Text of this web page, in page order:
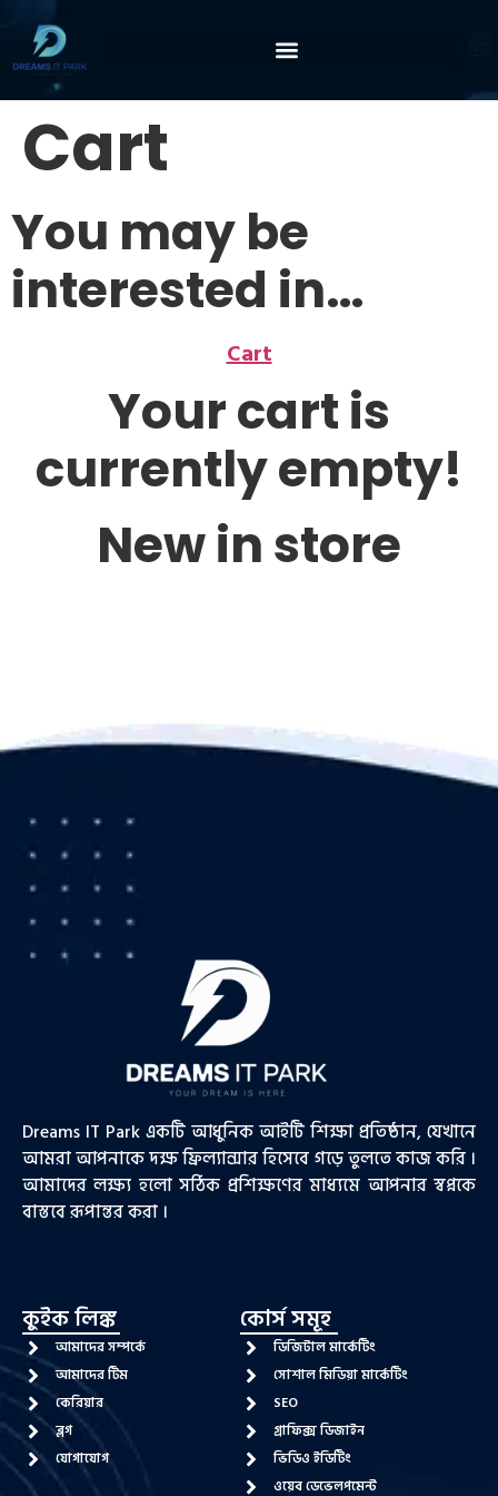
Cart
You may be
interested in…
Cart
Your cart is
currently empty!
New in store
Dreams IT Park একটি আধুনিক আইটি শিক্ষা প্রতিষ্ঠান, যেখানে
আমরা আপনাকে দক্ষ ফ্রিল্যান্সার হিসেবে গড়ে তুলতে কাজ করি ।
আমাদের লক্ষ্য হলো সঠিক প্রশিক্ষণের মাধ্যমে আপনার স্বপ্নকে
বাস্তবে রূপান্তর করা ।
কুইক লিঙ্ক
আমাদের সম্পর্কে
আমাদের টিম
কেরিয়ার
ব্লগ
যোগাযোগ
কোর্স সমূহ
ডিজিটাল মার্কেটিং
সোশাল মিডিয়া মার্কেটিং
SEO
গ্রাফিক্স ডিজাইন
ভিডিও ইডিটিং
ওয়েব ডেভেলপমেন্ট